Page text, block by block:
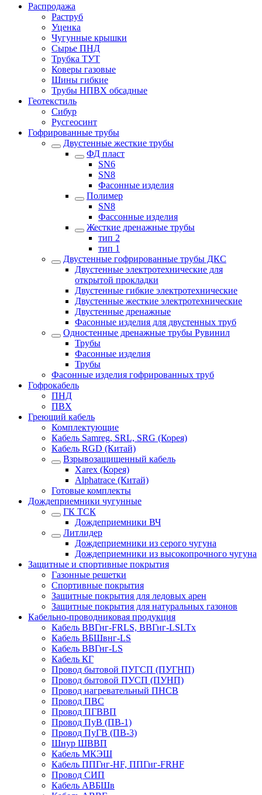
Распродажа
Раструб
Уценка
Чугунные крышки
Сырье ПНД
Трубка ТУТ
Коверы газовые
Шины гибкие
Трубы НПВХ обсадные
Геотекстиль
Сибур
Русгеосинт
Гофрированные трубы
Двустенные жесткие трубы
ФД пласт
SN6
SN8
Фасонные изделия
Полимер
SN8
Фассонные изделия
Жесткие дренажные трубы
тип 2
тип 1
Двустенные гофрированные трубы ДКС
Двустенные электротехнические для
открытой прокладки
Двустенные гибкие электротехнические
Двустенные жесткие электротехнические
Двустенные дренажные
Фасонные изделия для двустенных труб
Одностенные дренажные трубы Рувинил
Трубы
Фасонные изделия
Трубы
Фасонные изделия гофрированных труб
Гофрокабель
ПНД
ПВХ
Греющий кабель
Комплектующие
Кабель Samreg, SRL, SRG (Корея)
Кабель RGD (Китай)
Взрывозащищенный кабель
Xarex (Корея)
Alphatrace (Китай)
Готовые комплекты
Дождеприемники чугунные
ГК ТСК
Дождеприемники ВЧ
Литлидер
Дождеприемники из серого чугуна
Дождеприемники из высокопрочного чугуна
Защитные и спортивные покрытия
Газонные решетки
Спортивные покрытия
Защитные покрытия для ледовых арен
Защитные покрытия для натуральных газонов
Кабельно-проводниковая продукция
Кабель ВВГнг-FRLS, ВВГнг-LSLTx
Кабель ВБШвнг-LS
Кабель ВВГнг-LS
Кабель КГ
Провод бытовой ПУГСП (ПУГНП)
Провод бытовой ПУСП (ПУНП)
Провод нагревательный ПНСВ
Провод ПВС
Провод ПГВВП
Провод ПуВ (ПВ-1)
Провод ПуГВ (ПВ-3)
Шнур ШВВП
Кабель МКЭШ
Кабель ППГнг-HF, ППГнг-FRHF
Провод СИП
Кабель АВБШв